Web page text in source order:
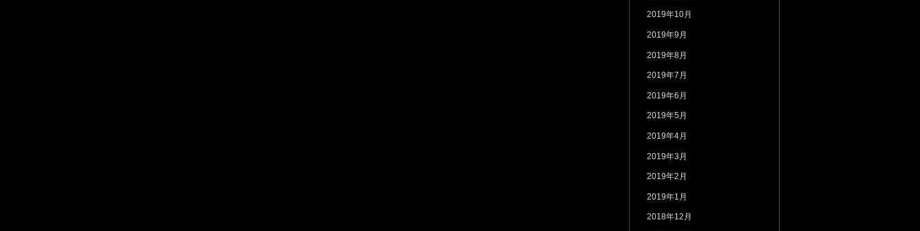
2019年10月
2019年9月
2019年8月
2019年7月
2019年6月
2019年5月
2019年4月
2019年3月
2019年2月
2019年1月
2018年12月